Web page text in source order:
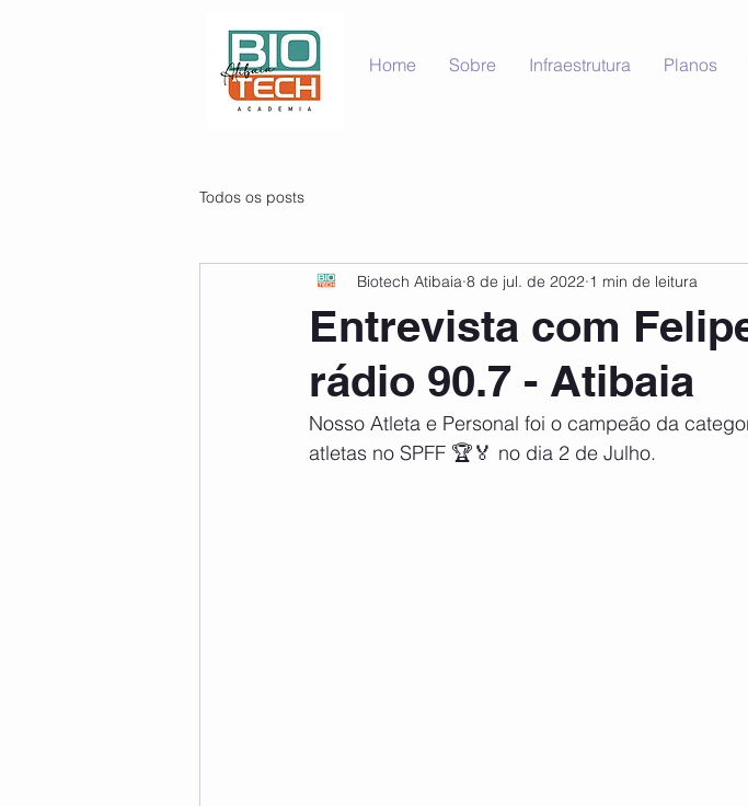
Home Sobre Infraestrutura Planos
Todos os posts
Entrevista com
rádio 90.7 - Atibaia
Biotech Atibaia 8 de jul. de 2022 1 min de leitura
Nosso Atleta e Personal foi o campeão da
atletas no SPFF 🏆🏅 no dia 2 de Julho.